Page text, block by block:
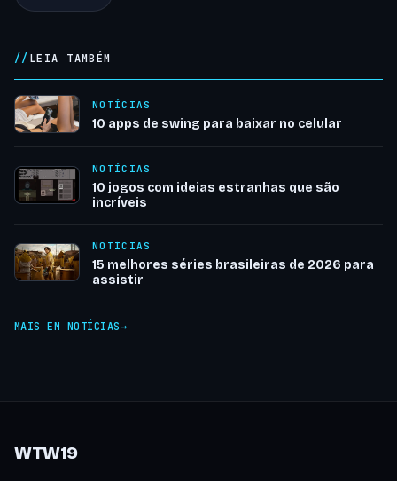
LEIA TAMBÉM
NOTÍCIAS
10 apps de swing para baixar no celular
NOTÍCIAS
10 jogos com ideias estranhas que são
incríveis
NOTÍCIAS
15 melhores séries brasileiras de 2026 para
assistir
MAIS EM NOTÍCIAS
WTW19